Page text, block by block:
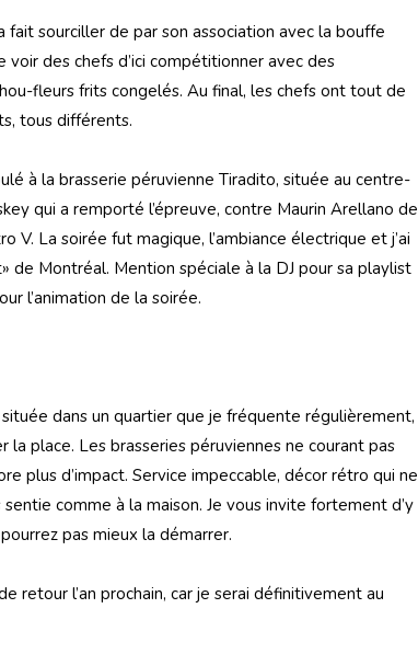
fait sourciller de par son association avec la bouffe
voir des chefs d’ici compétitionner avec des
fleurs frits congelés. Au final, les chefs ont tout de
tous différents.
à la brasserie péruvienne Tiradito, située au centre-
qui a remporté l’épreuve, contre Maurin Arellano de
V. La soirée fut magique, l’ambiance électrique et j’ai
de Montréal. Mention spéciale à la DJ pour sa playlist
l’animation de la soirée.
dans un quartier que je fréquente régulièrement,
la place. Les brasseries péruviennes ne courant pas
plus d’impact. Service impeccable, décor rétro qui ne
comme à la maison. Je vous invite fortement d’y
pas mieux la démarrer.
retour l’an prochain, car je serai définitivement au